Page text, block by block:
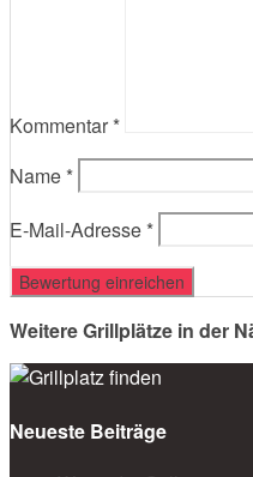
Kommentar *
Name *
E-Mail-Adresse *
Weitere Grillplätze in der
Neueste Beiträge